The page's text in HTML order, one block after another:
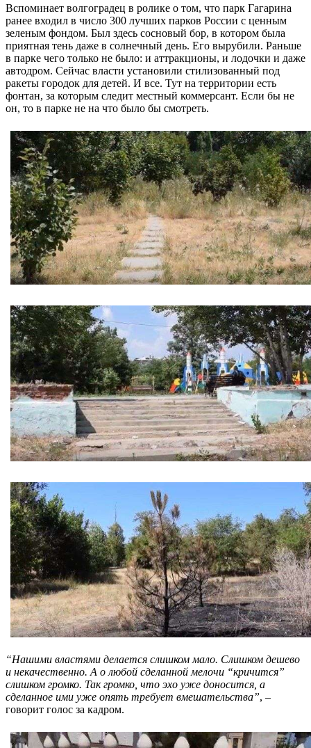
Вспоминает волгоградец в ролике о том, что парк Гагарина
ранее входил в число 300 лучших парков России с ценным
зеленым фондом. Был здесь сосновый бор, в котором была
приятная тень даже в солнечный день. Его вырубили. Раньше
в парке чего только не было: и аттракционы, и лодочки и даже
автодром. Сейчас власти установили стилизованный под
ракеты городок для детей. И все. Тут на территории есть
фонтан, за которым следит местный коммерсант. Если бы не
он, то в парке не на что было бы смотреть.
“Нашими властями делается слишком мало. Слишком дешево
и некачественно. А о любой сделанной мелочи “кричится”
слишком громко. Так громко, что эхо уже доносится, а
сделанное ими уже опять требует вмешательства”, –
говорит голос за кадром.